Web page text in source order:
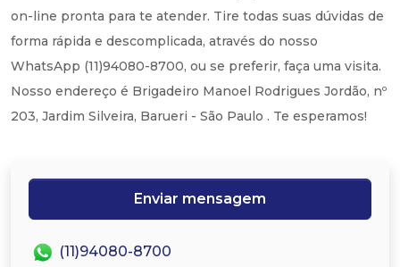
on-line pronta para te atender. Tire todas suas dúvidas de
forma rápida e descomplicada, através do nosso
WhatsApp (11)94080-8700, ou se preferir, faça uma visita.
Nosso endereço é Brigadeiro Manoel Rodrigues Jordão, nº
203, Jardim Silveira, Barueri - São Paulo . Te esperamos!
Enviar mensagem
(11)94080-8700